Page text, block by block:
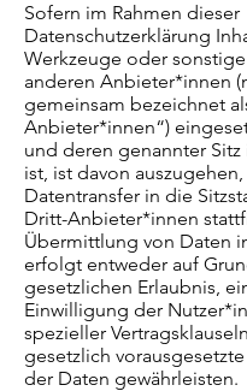
Sofern im Rahmen dieser
Datenschutzerklärung
Werkzeuge oder
anderen Anbieter*innen
gemeinsam bezeichnet
Anbieter*innen“)
und deren genannter Sitz
ist, ist davon
Datentransfer in die
Dritt-Anbieter*innen
Übermittlung von Daten
erfolgt entweder auf
gesetzlichen Erlaubnis,
Einwilligung der
spezieller
gesetzlich
der Daten gewährleisten.